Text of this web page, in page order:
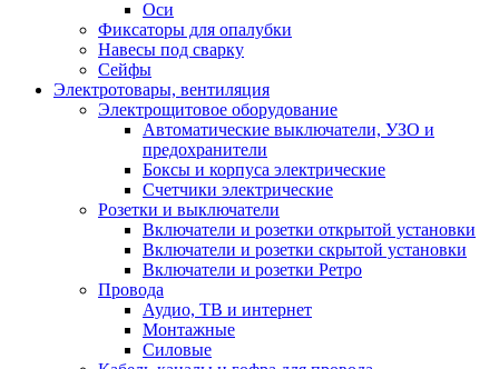
Оси
Фиксаторы для опалубки
Навесы под сварку
Сейфы
Электротовары, вентиляция
Электрощитовое оборудование
Автоматические выключатели, УЗО и
предохранители
Боксы и корпуса электрические
Счетчики электрические
Розетки и выключатели
Включатели и розетки открытой установки
Включатели и розетки скрытой установки
Включатели и розетки Ретро
Провода
Аудио, ТВ и интернет
Монтажные
Силовые